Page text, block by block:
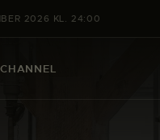
2026 KL. 24:00
CHANNEL